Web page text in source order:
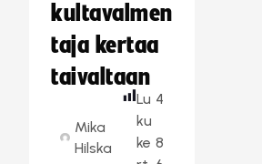
kultavalmen
taja kertaa
taivaltaan
Mika
Hilska
Lu
ku
ke
4
8